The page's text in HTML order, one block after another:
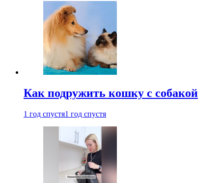
Как подружить кошку с собакой
1 год спустя1 год спустя